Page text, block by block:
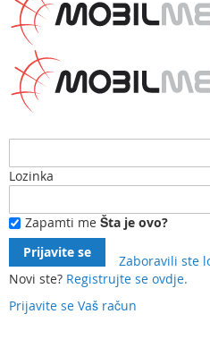
Lozinka
Zapamti me Šta je ovo?
Prijavite se
Zaboravili ste
Novi ste? Registrujte se ovdje.
Prijavite se Vaš račun